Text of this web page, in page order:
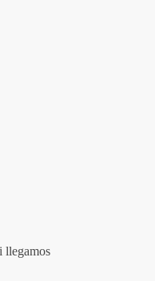
llegamos